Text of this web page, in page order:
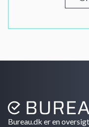
Bureau.dk er en